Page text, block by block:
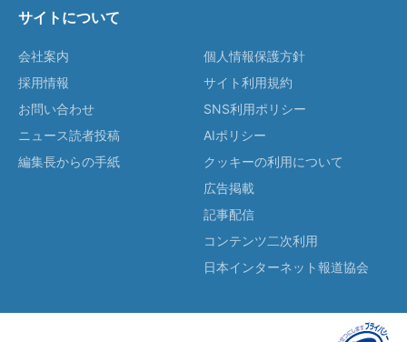
サイトについて
会社案内
採用情報
お問い合わせ
ニュース読者投稿
編集長からの手紙
個人情報保護方針
サイト利用規約
SNS利用ポリシー
AIポリシー
クッキーの利用について
広告掲載
記事配信
コンテンツ二次利用
日本インターネット報道協会